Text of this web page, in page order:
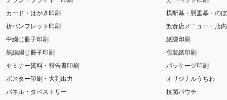
カード・はがき印刷
折パンフレット印刷
中綴じ冊子印刷
無線綴じ冊子印刷
セミナー資料・報告書印刷
ポスター印刷・大判出力
パネル・タペストリー
横断幕・懸垂幕・の
飲食店メニュー・店
紙袋印刷
包装紙印刷
パッケージ印刷
オリジナルうちわ
抗菌パウチ